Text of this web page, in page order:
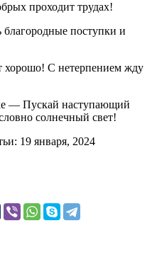
проходит трудах!
благородные поступки и
хорошо! С нетерпением жду
— Пускай наступающий
солнечный свет!
19 января, 2024